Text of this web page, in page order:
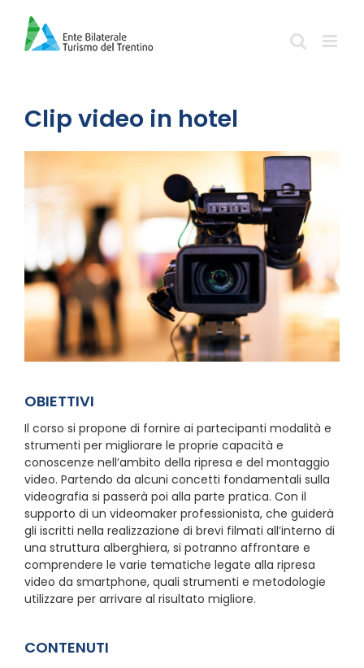
contenuto
Clip video in hotel
OBIETTIVI
Il corso si propone di fornire ai partecipanti modalità e
strumenti per migliorare le proprie capacità e
conoscenze nell’ambito della ripresa e del montaggio
video. Partendo da alcuni concetti fondamentali sulla
videografia si passerà poi alla parte pratica. Con il
supporto di un videomaker professionista, che guiderà
gli iscritti nella realizzazione di brevi filmati all’interno di
una struttura alberghiera, si potranno affrontare e
comprendere le varie tematiche legate alla ripresa
video da smartphone, quali strumenti e metodologie
utilizzare per arrivare al risultato migliore.
CONTENUTI